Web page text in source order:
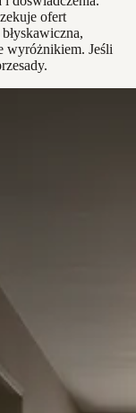
ofert
wyróżnikiem. Jeśli